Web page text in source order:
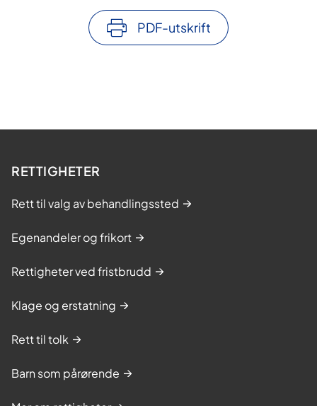
PDF-utskrift
RETTIGHETER
Rett til valg av behandlingssted
Egenandeler og frikort
Rettigheter ved fristbrudd
Klage og erstatning
Rett til tolk
Barn som pårørende